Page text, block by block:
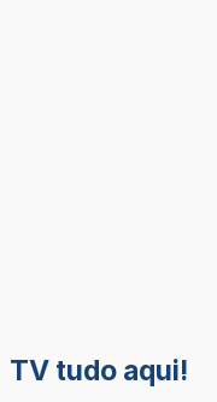
TV tudo aqui!